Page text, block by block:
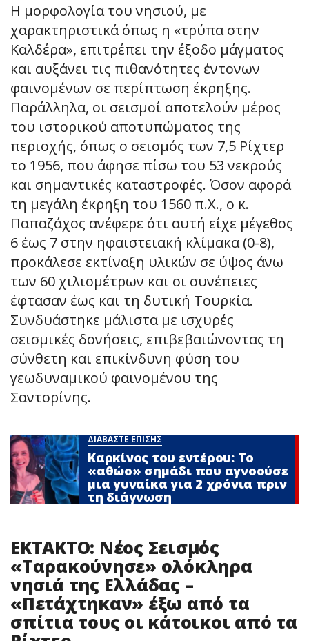
Η μορφολογία του νησιού, με
χαρακτηριστικά όπως η «τρύπα στην
Καλδέρα», επιτρέπει την έξοδο μάγματος
και αυξάνει τις πιθανότητες έντονων
φαινομένων σε περίπτωση έκρηξης.
Παράλληλα, οι σεισμοί αποτελούν μέρος
του ιστορικού αποτυπώματος της
περιοχής, όπως ο σεισμός των 7,5 Ρίχτερ
το 1956, που άφησε πίσω του 53 νεκρούς
και σημαντικές καταστροφές. Όσον αφορά
τη μεγάλη έκρηξη του 1560 π.Χ., ο κ.
Παπαζάχος ανέφερε ότι αυτή είχε μέγεθος
6 έως 7 στην ηφαιστειακή κλίμακα (0-8),
προκάλεσε εκτίναξη υλικών σε ύψος άνω
των 60 χιλιομέτρων και οι συνέπειες
έφτασαν έως και τη δυτική Τουρκία.
Συνδυάστηκε μάλιστα με ισχυρές
σεισμικές δονήσεις, επιβεβαιώνοντας τη
σύνθετη και επικίνδυνη φύση του
γεωδυναμικού φαινομένου της
Σαντορίνης.
ΔΙΑΒΑΣΤΕ ΕΠΙΣΗΣ
Καρκίνος του εντέρου: Το
«αθώο» σημάδι που αγνοούσε
μια γυναίκα για 2 χρόνια πριν
τη διάγνωση
EKTAKTO: Νέος Σεισμός
«Ταρακούνησε» ολόκληρα
νησιά της Ελλάδας –
«Πετάχτηκαν» έξω από τα
σπίτια τους οι κάτοικοι από τα